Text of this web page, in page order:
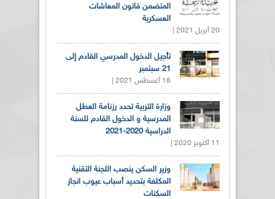
المتضمن قانون المعاشات
العسكرية
20 أبريل 2021 |
تأجيل الدخول المدرسي القادم إلى
21 سبتمبر
18 أغسطس 2021 |
وزارة التربية تحدد رزنامة العطل
المدرسية و الدخول القادم للسنة
الدراسية 2020-2021
11 أكتوبر 2020 |
وزير السكن ينصب اللجنة التقنية
المكلفة بتحديد أسباب عيوب انجاز
السكنات